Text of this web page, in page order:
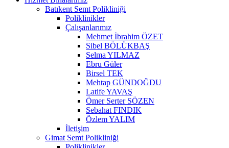
Batıkent Semt Polikliniği
Poliklinikler
Çalışanlarımız
Mehmet İbrahim ÖZET
Sibel BÖLÜKBAŞ
Selma YILMAZ
Ebru Güler
Birsel TEK
Mehtap GÜNDOĞDU
Latife YAVAŞ
Ömer Serter SÖZEN
Sebahat FINDIK
Özlem YALIM
İletişim
Gimat Semt Polikliniği